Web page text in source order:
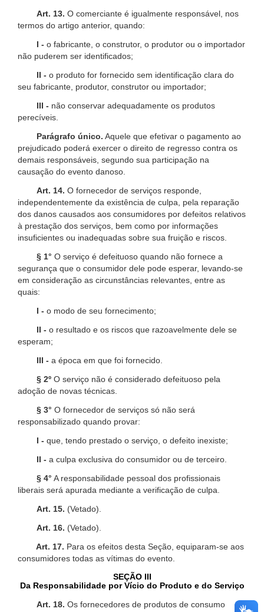
Art. 13. O comerciante é igualmente responsável, nos
termos do artigo anterior, quando:
I - o fabricante, o construtor, o produtor ou o importador
não puderem ser identificados;
II - o produto for fornecido sem identificação clara do
seu fabricante, produtor, construtor ou importador;
III - não conservar adequadamente os produtos
perecíveis.
Parágrafo único. Aquele que efetivar o pagamento ao
prejudicado poderá exercer o direito de regresso contra os
demais responsáveis, segundo sua participação na
causação do evento danoso.
Art. 14. O fornecedor de serviços responde,
independentemente da existência de culpa, pela reparação
dos danos causados aos consumidores por defeitos relativos
à prestação dos serviços, bem como por informações
insuficientes ou inadequadas sobre sua fruição e riscos.
§ 1° O serviço é defeituoso quando não fornece a
segurança que o consumidor dele pode esperar, levando-se
em consideração as circunstâncias relevantes, entre as
quais:
I - o modo de seu fornecimento;
II - o resultado e os riscos que razoavelmente dele se
esperam;
III - a época em que foi fornecido.
§ 2º O serviço não é considerado defeituoso pela
adoção de novas técnicas.
§ 3° O fornecedor de serviços só não será
responsabilizado quando provar:
I - que, tendo prestado o serviço, o defeito inexiste;
II - a culpa exclusiva do consumidor ou de terceiro.
§ 4° A responsabilidade pessoal dos profissionais
liberais será apurada mediante a verificação de culpa.
Art. 15. (Vetado).
Art. 16. (Vetado).
Art. 17. Para os efeitos desta Seção, equiparam-se aos
consumidores todas as vítimas do evento.
SEÇÃO III
Da Responsabilidade por Vício do Produto e do Serviço
Art. 18. Os fornecedores de produtos de consumo